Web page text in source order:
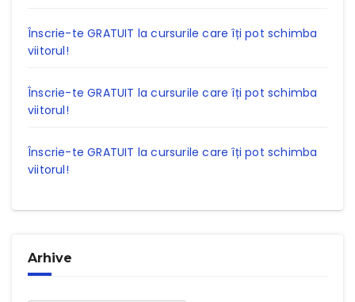
Înscrie-te GRATUIT la cursurile care îți pot schimba
viitorul!
Înscrie-te GRATUIT la cursurile care îți pot schimba
viitorul!
Înscrie-te GRATUIT la cursurile care îți pot schimba
viitorul!
Arhive